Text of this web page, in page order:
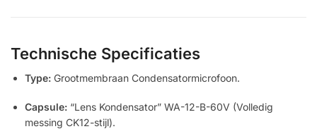
Technische Specificaties
Type: Grootmembraan Condensatormicrofoon.
Capsule: “Lens Kondensator” WA-12-B-60V (Volledig
messing CK12-stijl).